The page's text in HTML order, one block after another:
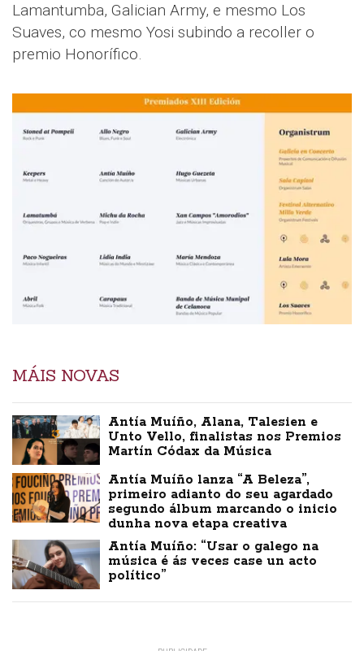
Lamantumba, Galician Army, e mesmo Los
Suaves, co mesmo Yosi subindo a recoller o
premio Honorífico.
MÁIS NOVAS
Antía Muíño, Alana, Talesien e
Unto Vello, finalistas nos Premios
Martín Códax da Música
Antía Muíño lanza “A Beleza”,
primeiro adianto do seu agardado
segundo álbum marcando o inicio
dunha nova etapa creativa
Antía Muíño: “Usar o galego na
música é ás veces case un acto
político”